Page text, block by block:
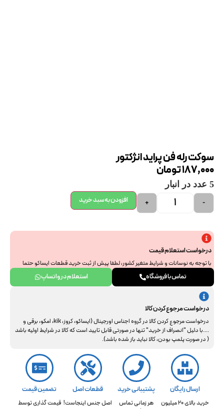
سوکت رله فن پراید انژکتور
187,000تومان
5 عدد در انبار
-
+ افزودن به سبد خرید
درخواست استعلام قیمت
با توجه به نوسانات و شرایط متغیر کشور، لطفا پیش از ثبت خرید قطعات ایساکو حتما
جهت استعلام نهایی با ما هماهنگ فرمایید. از همراهی و درک شما سپاسگزاریم.
تماس با فروشگاه استعلام در واتساپ
درخواست مرجوع کردن کالا
درخواست مرجوع کردن کالا در گروه اجناس اورجینال (ایساکو، کروز، kik، امکو، برقی و
....با دلیل "انصراف از خرید" تنها در صورتی قابل تایید است که کالا در شرایط اولیه باشد
( در صورت پلمپ بودن، کالا نباید باز شده باشد).
ارسال رایگان
خرید بالای 20 میلیون
پشتیبانی خرید
هر زمانی تماس
قطعات اصل
اصل جنس اینجاست!
تضمین قیمت
قیمت گذاری توسط